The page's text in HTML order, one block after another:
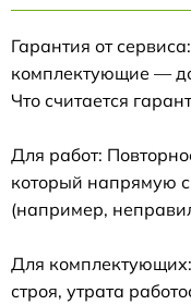
Гарантия от
комплектующие —
Что считается
Для работ:
который напрямую
(например,
Для
строя, утрата